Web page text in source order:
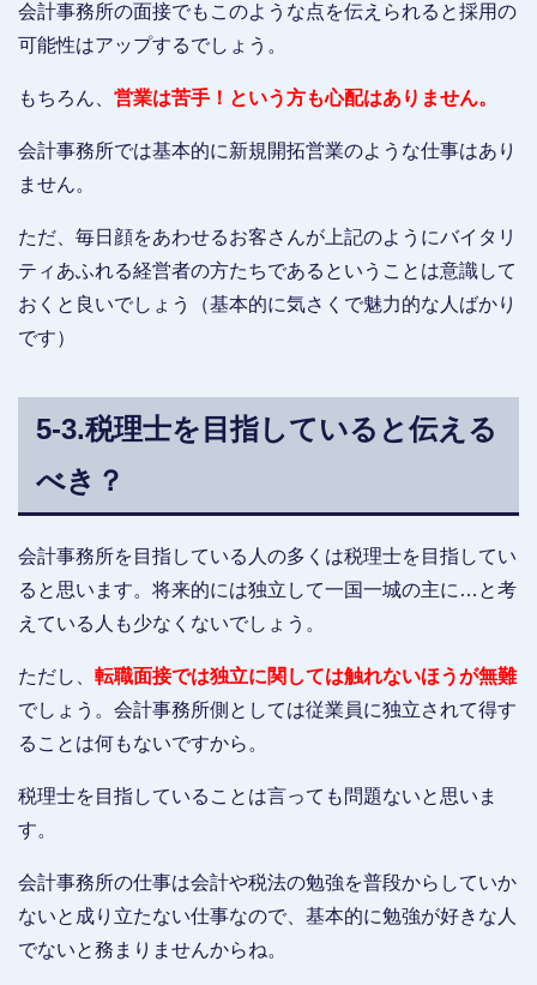
会計事務所の面接でもこのような点を伝えられると採用の
可能性はアップするでしょう。
もちろん、 営業は苦手！という方も心配はありません。
会計事務所では基本的に新規開拓営業のような仕事はあり
ません。
ただ、毎日顔をあわせるお客さんが上記のようにバイタリ
ティあふれる経営者の方たちであるということは意識して
おくと良いでしょう（基本的に気さくで魅力的な人ばかり
です）
5-3.税理士を目指していると伝える
べき？
会計事務所を目指している人の多くは税理士を目指してい
ると思います。将来的には独立して一国一城の主に…と考
えている人も少なくないでしょう。
ただし、 転職面接では独立に関しては触れないほうが無難
でしょう。会計事務所側としては従業員に独立されて得す
ることは何もないですから。
税理士を目指していることは言っても問題ないと思いま
す。
会計事務所の仕事は会計や税法の勉強を普段からしていか
ないと成り立たない仕事なので、基本的に勉強が好きな人
でないと務まりませんからね。